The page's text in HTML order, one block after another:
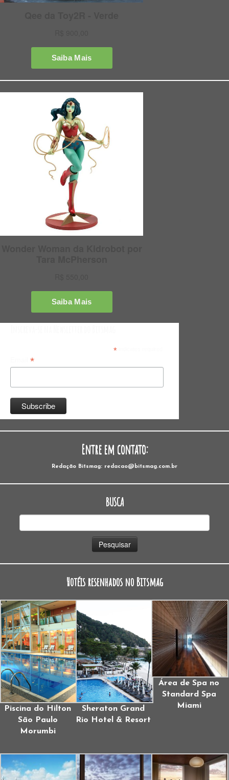
*indicates required
*
Entre em contato:
Redação Bitsmag: redacao@bitsmag.com.br
BUSCA
Hotéis resenhados no Bitsmag
Piscina do Hilton
São Paulo
Morumbi
Sheraton Grand
Rio Hotel & Resort
Área de Spa no
Standard Spa
Miami